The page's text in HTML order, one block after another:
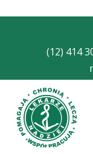
(12) 414